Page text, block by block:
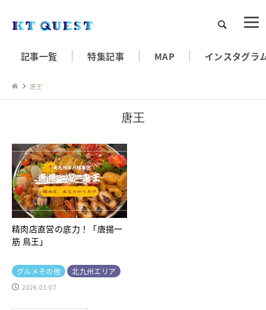
検索
記事一覧 特集記事 MAP インスタグラ
唐王
唐王
精肉店直営の底力！「唐揚一
筋 鳥王」
グルメその他 北九州エリア
2026.01.07